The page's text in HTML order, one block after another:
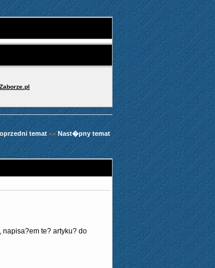
temat«» Nast�pny temat
napisa?em te? artyku? do